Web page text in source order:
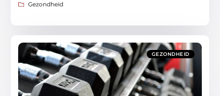
Gezondheid
GEZONDHEID